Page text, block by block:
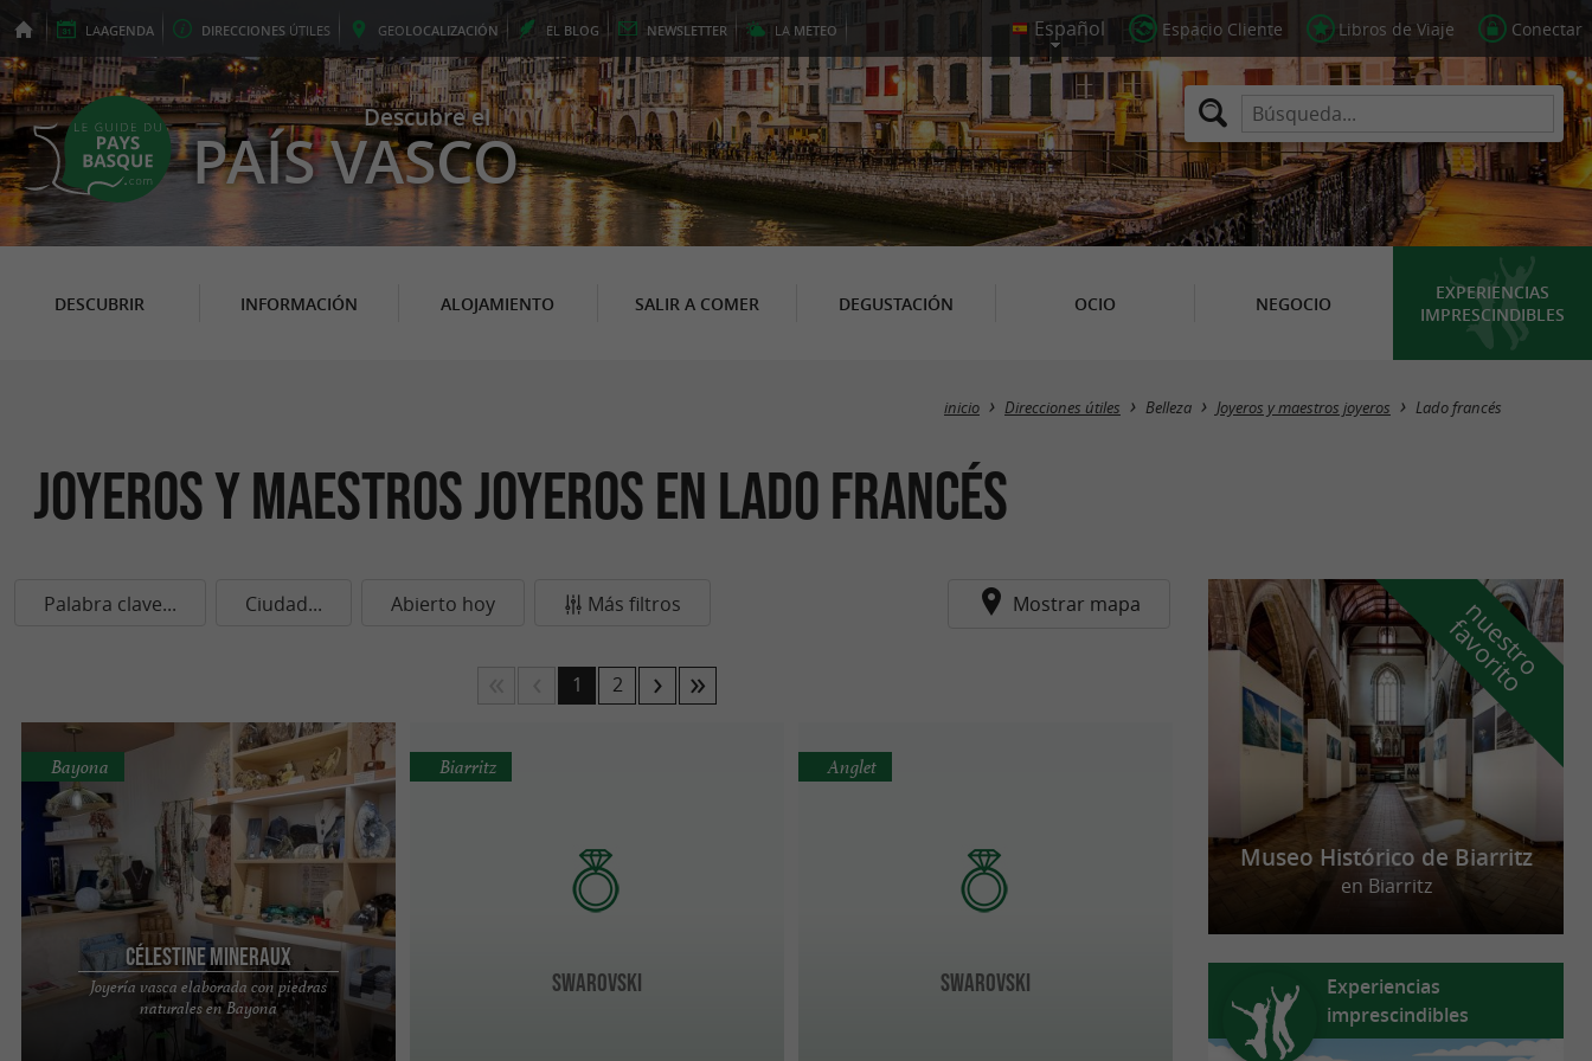
LAAGENDA DIRECCIONES ÚTILES GEOLOCALIZACIÓN EL BLOG NEWSLETTER LA METEO Espacio Cliente Libros de Viaje Conectar
Descubre el
PAÍS VASCO
DESCUBRIR INFORMACIÓN ALOJAMIENTO SALIR A COMER DEGUSTACIÓN OCIO NEGOCIO
EXPERIENCIAS
IMPRESCINDIBLES
Masquer la carte
inicio Direcciones útiles Belleza Joyeros y maestros joyeros Lado francés
Joyeros y maestros joyeros en Lado francés
Palabra clave... Ciudad... Abierto hoy Más filtros Mostrar mapa
1 2
Célestine Mineraux
Joyería vasca elaborada con piedras
naturales en Bayona
Bayona
Célestine Bijoux : la elegancia de la joyería vasca
en piedras naturales en Bayona Ubicada en el
Swarovski
Biarritz
SWAROVSKI
Anglet
n
u
e
s
t
r
o
f
a
v
o
r
i
t
o
Museo Histórico de Biarritz
en Biarritz
Experiencias
imprescindibles